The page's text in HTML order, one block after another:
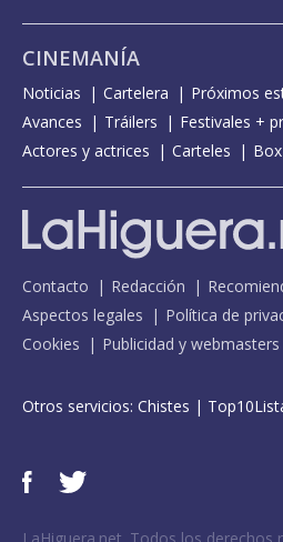
CINEMANÍA
Noticias Cartelera Próximos
Avances
Tráilers
Festivales +
Actores y actrices
Carteles
Contacto Redacción
Aspectos legales
Política de
Cookies
Publicidad y webmasters
Otros servicios: Chistes |
LaHiguera.net. Todos los derechos